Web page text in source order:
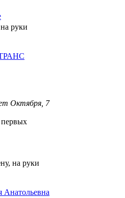
на руки
Октября, 7
первых
на руки
Анатольевна